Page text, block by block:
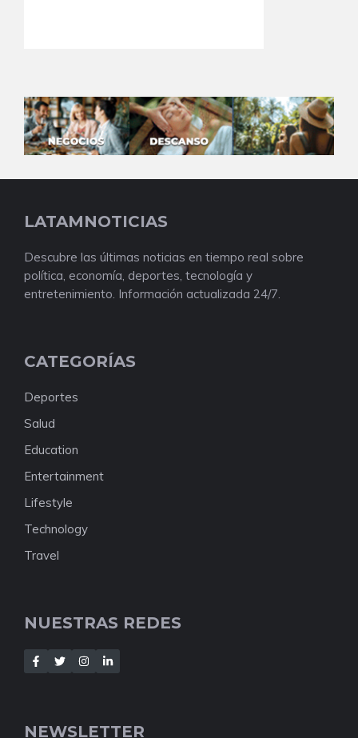
LATAMNOTICIAS
Descubre las últimas noticias en tiempo real sobre
política, economía, deportes, tecnología y
entretenimiento. Información actualizada 24/7.
CATEGORÍAS
Deportes
Salud
Education
Entertainment
Lifestyle
Technology
Travel
NUESTRAS REDES
NEWSLETTER